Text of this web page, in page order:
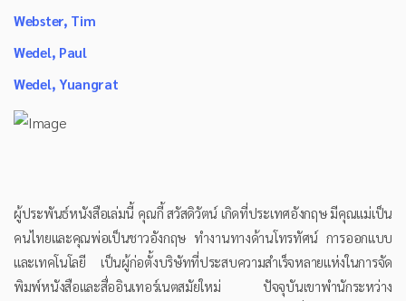
Webster, Tim
Wedel, Paul
Wedel, Yuangrat
ผู้ประพันธ์หนังสือเล่มนี้ คุณกี้ สวัสดิวัตน์ เกิดที่ประเทศอังกฤษ มีคุณแม่เป็น
คนไทยและคุณพ่อเป็นชาวอังกฤษ ทำงานทางด้านโทรทัศน์ การออกแบบ
และเทคโนโลยี เป็นผู้ก่อตั้งบริษัทที่ประสบความสำเร็จหลายแห่งในการจัด
พิมพ์หนังสือและสื่ออินเทอร์เนตสมัยใหม่ ปัจจุบันเขาพำนักระหว่าง